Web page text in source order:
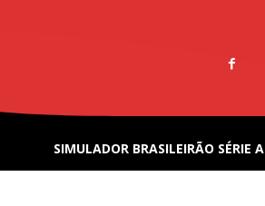
SIMULADOR BRASILEIRÃO SÉRIE A